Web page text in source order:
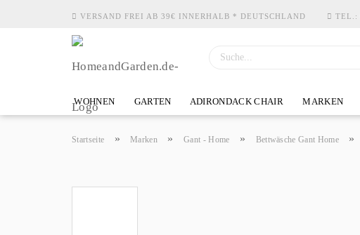
VERSAND FREI AB 39€ INNERHALB * DEUTSCHLAND TEL.:
WOHNEN GARTEN ADIRONDACK CHAIR MARKEN
Startseite » Marken » Gant - Home » Bettwäsche Gant Home »